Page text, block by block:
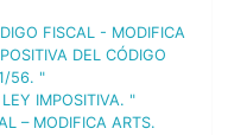
FISCAL - MODIFICA
DEL CÓDIGO
56. "
IMPOSITIVA. "
– MODIFICA ARTS.